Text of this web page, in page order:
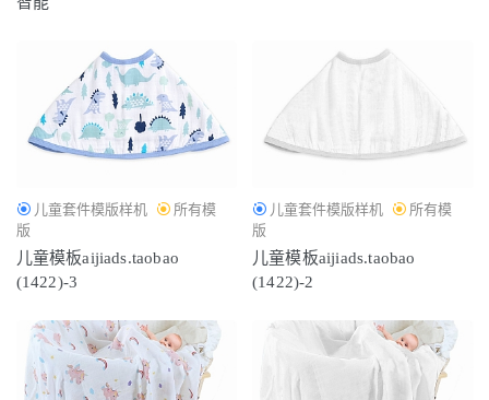
儿童套件模版样机
所有模
版
儿童模板aijiads.taobao
(1422)-3
儿童套件模版样机
所有模
版
儿童模板aijiads.taobao
(1422)-2